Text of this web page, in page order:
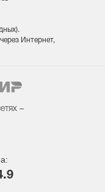
).
Интернет,
–